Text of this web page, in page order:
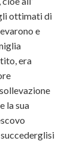
ottimati di
e
era
la sua